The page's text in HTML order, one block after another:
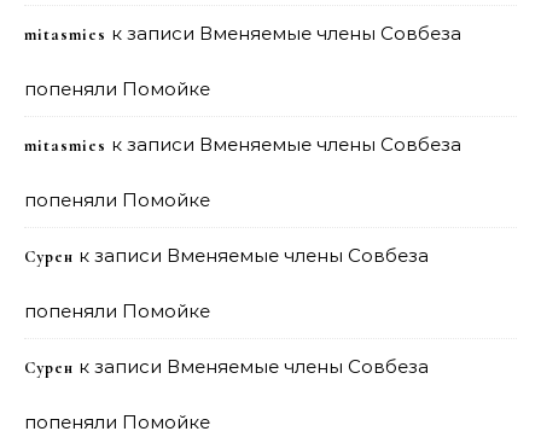
mitasmies к записи Вменяемые члены Совбеза
попеняли Помойке
mitasmies к записи Вменяемые члены Совбеза
попеняли Помойке
Сурен к записи Вменяемые члены Совбеза
попеняли Помойке
Сурен к записи Вменяемые члены Совбеза
попеняли Помойке